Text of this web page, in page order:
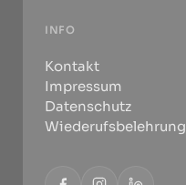
INFO
Kontakt
Impressum
Datenschutz
Wiederufsbelehrung